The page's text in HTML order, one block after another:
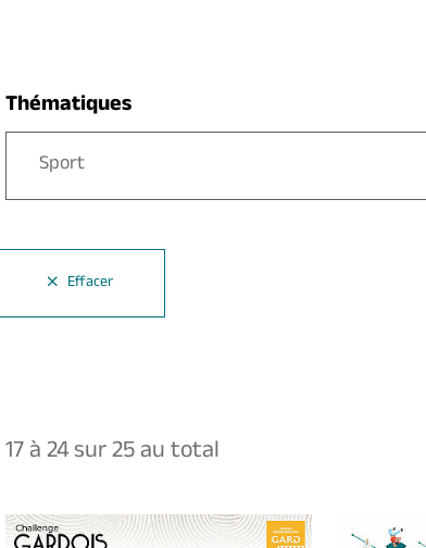
Thématiques
Sport
Effacer
17à24sur25au total